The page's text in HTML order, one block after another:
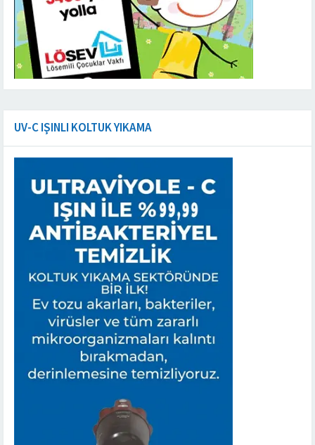
UV-C IŞINLI KOLTUK YIKAMA